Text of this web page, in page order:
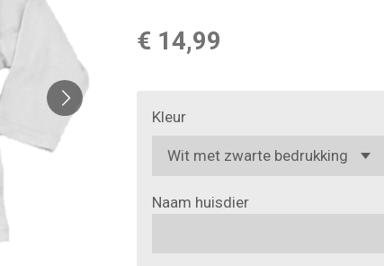
€ 14,99
Kleur
Naam huisdier